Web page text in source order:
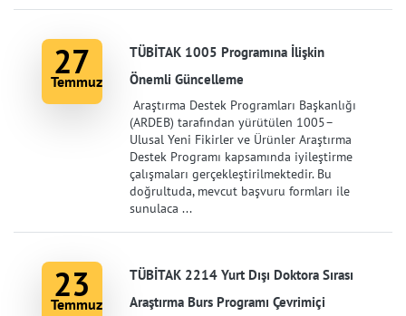
27
Temmuz
TÜBİTAK 1005 Programına İlişkin
Önemli Güncelleme
Araştırma Destek Programları Başkanlığı
(ARDEB) tarafından yürütülen 1005–
Ulusal Yeni Fikirler ve Ürünler Araştırma
Destek Programı kapsamında iyileştirme
çalışmaları gerçekleştirilmektedir. Bu
doğrultuda, mevcut başvuru formları ile
sunulaca ...
23
Temmuz
TÜBİTAK 2214 Yurt Dışı Doktora Sırası
Araştırma Burs Programı Çevrimiçi